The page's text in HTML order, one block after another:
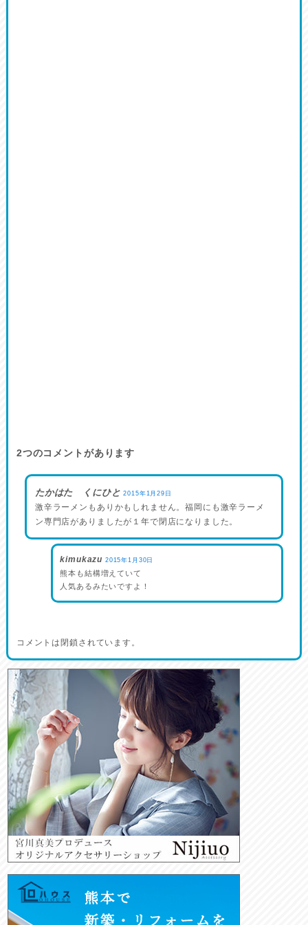
2つのコメントがあります
たかはた くにひと 2015年1月29日
激辛ラーメンもありかもしれません。福岡にも激辛ラーメ
ン専門店がありましたが１年で閉店になりました。
kimukazu 2015年1月30日
熊本も結構増えていて
人気あるみたいですよ！
コメントは閉鎖されています。